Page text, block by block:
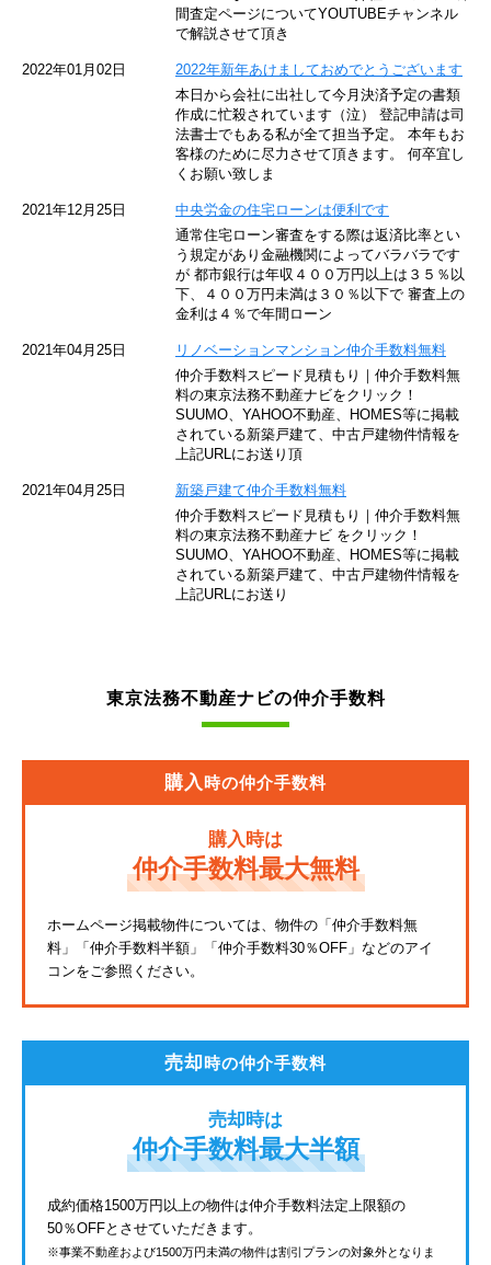
東京メトロ東西線
京王井の頭線
JR湘南新宿ライン
京王京王線
東京臨海高速鉄道
東急世田谷線
JR南武線
東武東上線
JR鶴見線
京成金町線
間査定ページについてYOUTUBEチャンネル
で解説させて頂き
2022年01月02日
2022年新年あけましておめでとうございます
本日から会社に出社して今月決済予定の書類
作成に忙殺されています（泣） 登記申請は司
法書士でもある私が全て担当予定。 本年もお
客様のために尽力させて頂きます。 何卒宜し
くお願い致しま
2021年12月25日
中央労金の住宅ローンは便利です
通常住宅ローン審査をする際は返済比率とい
う規定があり金融機関によってバラバラです
が 都市銀行は年収４００万円以上は３５％以
下、４００万円未満は３０％以下で 審査上の
金利は４％で年間ローン
2021年04月25日
リノベーションマンション仲介手数料無料
仲介手数料スピード見積もり｜仲介手数料無
料の東京法務不動産ナビをクリック！
SUUMO、YAHOO不動産、HOMES等に掲載
されている新築戸建て、中古戸建物件情報を
上記URLにお送り頂
2021年04月25日
新築戸建て仲介手数料無料
仲介手数料スピード見積もり｜仲介手数料無
料の東京法務不動産ナビ をクリック！
SUUMO、YAHOO不動産、HOMES等に掲載
されている新築戸建て、中古戸建物件情報を
上記URLにお送り
東京法務不動産ナビの仲介手数料
購入時の仲介手数料
購入時は
仲介手数料最大無料
ホームページ掲載物件については、物件の「仲介手数料無
料」
「仲介手数料半額」「仲介手数料30％OFF」などのアイ
コンをご参照ください。
売却時の仲介手数料
売却時は
仲介手数料最大半額
成約価格1500万円以上の物件は仲介手数料法定上限額の
50％OFFとさせていただきます。
※事業不動産および1500万円未満の物件は割引プランの対象外となりま